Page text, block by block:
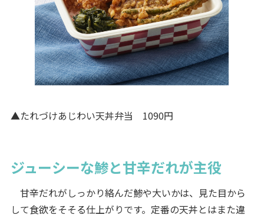
▲たれづけあじわい天丼弁当 1090円
ジューシーな鯵と甘辛だれが主役
甘辛だれがしっかり絡んだ鯵や大いかは、見た目から
して食欲をそそる仕上がりです。定番の天丼とはまた違